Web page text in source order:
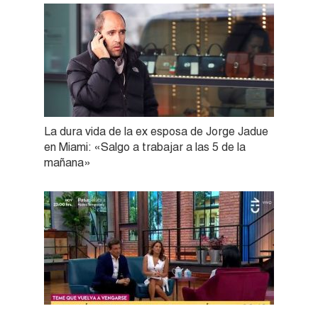
La dura vida de la ex esposa de Jorge Jadue
en Miami: «Salgo a trabajar a las 5 de la
mañana»